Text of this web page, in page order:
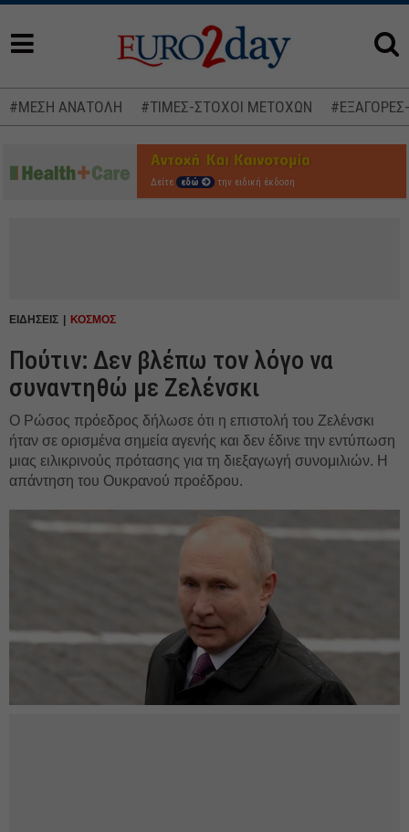
#ΜΕΣΗ ΑΝΑΤΟΛΗ #ΤΙΜΕΣ-ΣΤΟΧΟΙ ΜΕΤΟΧΩΝ
Δείτε εδώ την ειδική έκδοση
ΕΙΔΗΣΕΙΣ ΚΟΣΜΟΣ
Πούτιν: Δεν βλέπω τον λόγο να
συναντηθώ με Ζελένσκι
Ο Ρώσος πρόεδρος δήλωσε ότι η επιστολή του Ζελένσκι
ήταν σε ορισμένα σημεία αγενής και δεν έδινε την εντύπωση
μιας ειλικρινούς πρότασης για τη διεξαγωγή συνομιλιών. Η
απάντηση του Ουκρανού προέδρου.